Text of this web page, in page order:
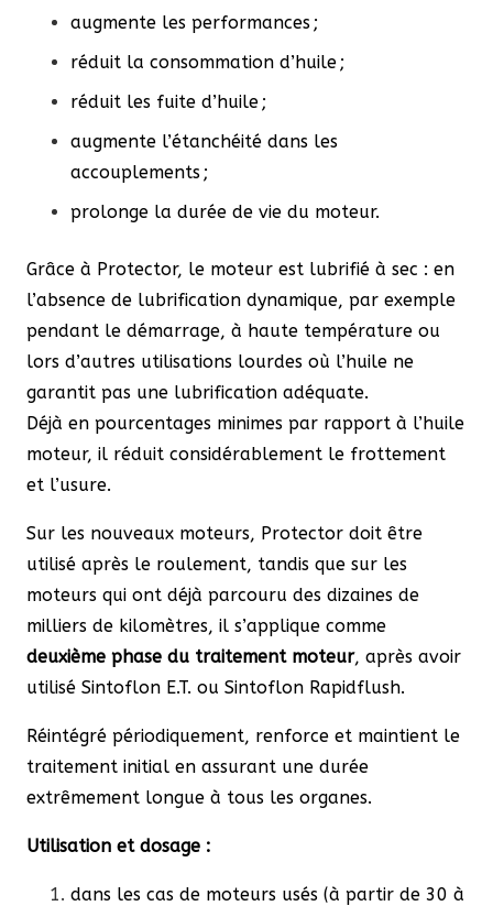
augmente les performances ;
réduit la consommation d’huile ;
réduit les fuite d’huile ;
augmente l’étanchéité dans les
accouplements ;
prolonge la durée de vie du moteur.
Grâce à Protector, le moteur est lubrifié à sec : en
l’absence de lubrification dynamique, par exemple
pendant le démarrage, à haute température ou
lors d’autres utilisations lourdes où l’huile ne
garantit pas une lubrification adéquate.
Déjà en pourcentages minimes par rapport à l’huile
moteur, il réduit considérablement le frottement
et l’usure.
Sur les nouveaux moteurs, Protector doit être
utilisé après le roulement, tandis que sur les
moteurs qui ont déjà parcouru des dizaines de
milliers de kilomètres, il s’applique comme
deuxième phase du traitement moteur, après avoir
utilisé Sintoflon E.T. ou Sintoflon Rapidflush.
Réintégré périodiquement, renforce et maintient le
traitement initial en assurant une durée
extrêmement longue à tous les organes.
Utilisation et dosage :
dans les cas de moteurs usés (à partir de 30 à